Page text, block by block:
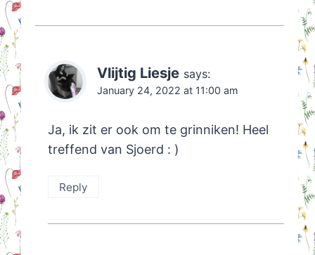
Vlijtig Liesje says:
January 24, 2022 at 11:00 am
Ja, ik zit er ook om te grinniken! Heel
treffend van Sjoerd : )
Reply